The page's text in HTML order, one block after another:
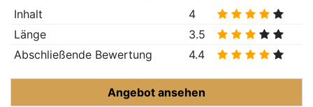
Inhalt
4
Länge
3.5
Abschließende Bewertung
4.4
Angebot ansehen